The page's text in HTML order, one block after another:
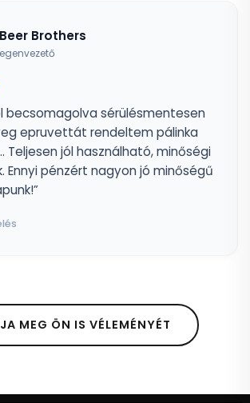
Brothers
becsomagolva sérülésmentesen
epruvettát rendeltem pálinka
Teljesen jól használható, minőségi
Ennyi pénzért nagyon jó minőségű
MEG ÖN IS VÉLEMÉNYÉT